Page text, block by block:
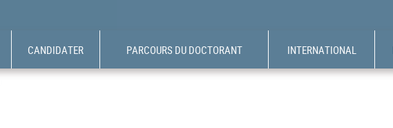
CANDIDATER PARCOURS DU DOCTORANT INTERNATIONAL